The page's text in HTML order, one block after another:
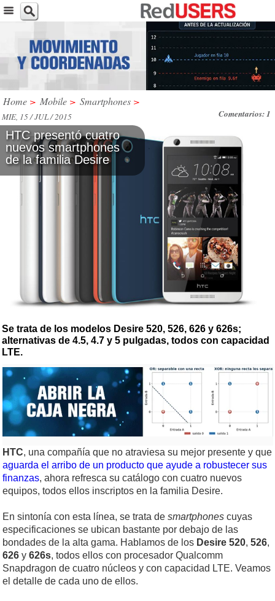
Home > Mobile > Smartphones >
Comentarios: 1
MIE, 15 / JUL / 2015
HTC presentó cuatro
nuevos smartphones
de la familia Desire
Se trata de los modelos Desire 520, 526, 626 y 626s;
alternativas de 4.5, 4.7 y 5 pulgadas, todos con capacidad
LTE.
HTC, una compañía que no atraviesa su mejor presente y que
aguarda el arribo de un producto que ayude a robustecer sus
finanzas, ahora refresca su catálogo con cuatro nuevos
equipos, todos ellos inscriptos en la familia Desire.
En sintonía con esta línea, se trata de smartphones cuyas
especificaciones se ubican bastante por debajo de las
bondades de la alta gama. Hablamos de los Desire 520, 526,
626 y 626s, todos ellos con procesador Qualcomm
Snapdragon de cuatro núcleos y con capacidad LTE. Veamos
el detalle de cada uno de ellos.